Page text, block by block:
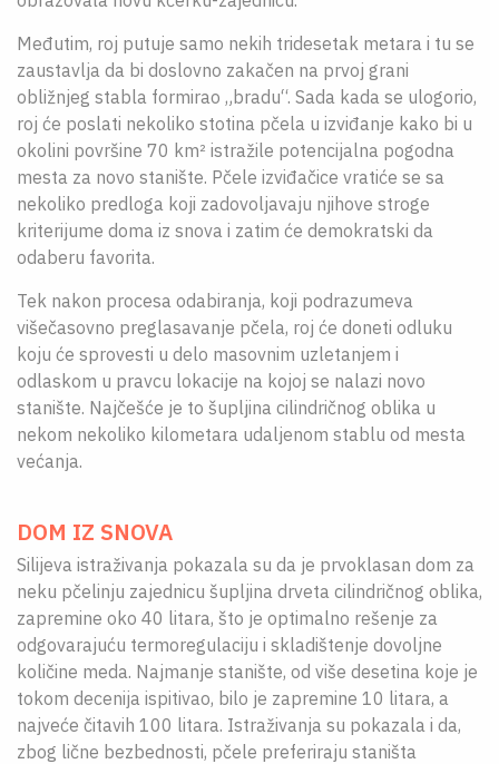
Međutim, roj putuje samo nekih tridesetak metara i tu se
zaustavlja da bi doslovno zakačen na prvoj grani
obližnjeg stabla formirao „bradu“. Sada kada se ulogorio,
roj će poslati nekoliko stotina pčela u izviđanje kako bi u
okolini površine 70 km² istražile potencijalna pogodna
mesta za novo stanište. Pčele izviđačice vratiće se sa
nekoliko predloga koji zadovoljavaju njihove stroge
kriterijume doma iz snova i zatim će demokratski da
odaberu favorita.
Tek nakon procesa odabiranja, koji podrazumeva
višečasovno preglasavanje pčela, roj će doneti odluku
koju će sprovesti u delo masovnim uzletanjem i
odlaskom u pravcu lokacije na kojoj se nalazi novo
stanište. Najčešće je to šupljina cilindričnog oblika u
nekom nekoliko kilometara udaljenom stablu od mesta
većanja.
DOM IZ SNOVA
Silijeva istraživanja pokazala su da je prvoklasan dom za
neku pčelinju zajednicu šupljina drveta cilindričnog oblika,
zapremine oko 40 litara, što je optimalno rešenje za
odgovarajuću termoregulaciju i skladištenje dovoljne
količine meda. Najmanje stanište, od više desetina koje je
tokom decenija ispitivao, bilo je zapremine 10 litara, a
najveće čitavih 100 litara. Istraživanja su pokazala i da,
zbog lične bezbednosti, pčele preferiraju staništa